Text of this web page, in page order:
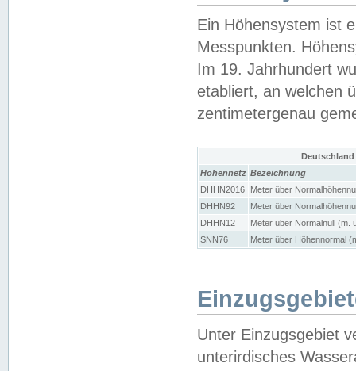
Ein Höhensystem ist
Messpunkten.
Im 19. Jahrhundert
etabliert, an welchen
zentimetergenau
Höhennetz Bezeichnung
DHHN2016
Meter über
DHHN92
Meter über
DHHN12
Meter über Normalnull (m.
SNN76
Meter über Höhennormal
Unter Einzugsgebiet
unterirdisches